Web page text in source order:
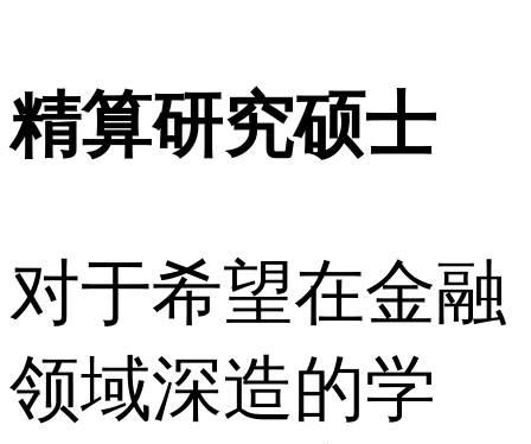
精算研究硕士
对于希望在金融
领域深造的学